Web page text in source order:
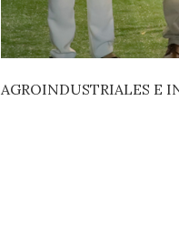
AGROINDUSTRIALES E